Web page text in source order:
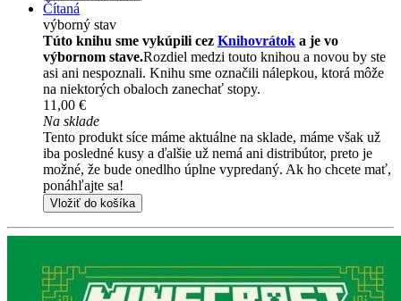
Čítaná
výborný stav
Túto knihu sme vykúpili cez Knihovrátok a je vo
výbornom stave.Rozdiel medzi touto knihou a novou by ste
asi ani nespoznali. Knihu sme označili nálepkou, ktorá môže
na niektorých obaloch zanechať stopy.
11,00 €
Na sklade
Tento produkt síce máme aktuálne na sklade, máme však už
iba posledné kusy a ďalšie už nemá ani distribútor, preto je
možné, že bude onedlho úplne vypredaný. Ak ho chcete mať,
ponáhľajte sa!
Vložiť do košíka